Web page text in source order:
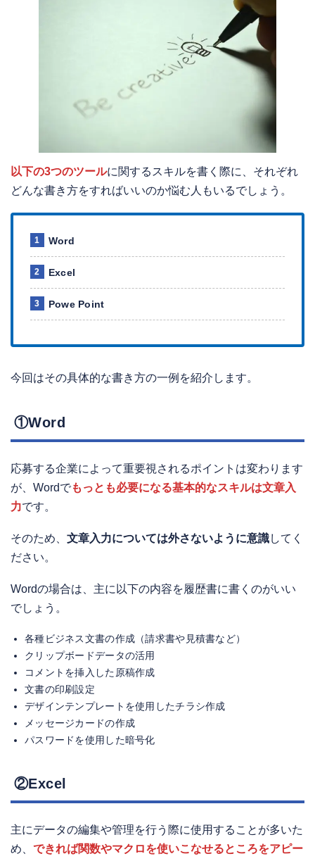
以下の3つのツールに関するスキルを書く際に、それぞれ
どんな書き方をすればいいのか悩む人もいるでしょう。
Word
Excel
Powe Point
今回はその具体的な書き方の一例を紹介します。
①Word
応募する企業によって重要視されるポイントは変わります
が、Wordでもっとも必要になる基本的なスキルは文章入
力です。
そのため、 文章入力については外さないように意識してく
ださい。
Wordの場合は、主に以下の内容を履歴書に書くのがいい
でしょう。
各種ビジネス文書の作成（請求書や見積書など）
クリップボードデータの活用
コメントを挿入した原稿作成
文書の印刷設定
デザインテンプレートを使用したチラシ作成
メッセージカードの作成
パスワードを使用した暗号化
②Excel
主にデータの編集や管理を行う際に使用することが多いた
め、 できれば関数やマクロを使いこなせるところをアピー